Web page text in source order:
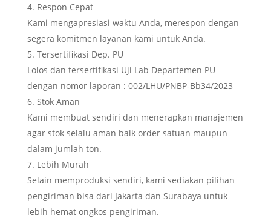
Respon Cepat
Kami mengapresiasi waktu Anda, merespon dengan
segera komitmen layanan kami untuk Anda.
Tersertifikasi Dep. PU
Lolos dan tersertifikasi Uji Lab Departemen PU
dengan nomor laporan : 002/LHU/PNBP-Bb34/2023
Stok Aman
Kami membuat sendiri dan menerapkan manajemen
agar stok selalu aman baik order satuan maupun
dalam jumlah ton.
Lebih Murah
Selain memproduksi sendiri, kami sediakan pilihan
pengiriman bisa dari Jakarta dan Surabaya untuk
lebih hemat ongkos pengiriman.